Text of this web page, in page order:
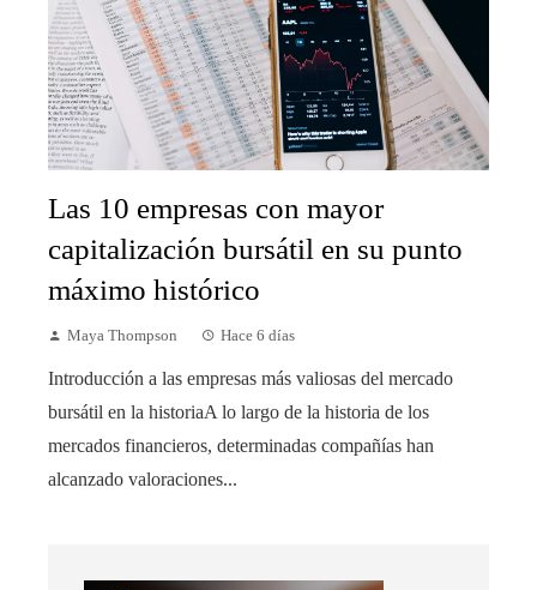
Las 10 empresas con mayor
capitalización bursátil en su punto
máximo histórico
Maya Thompson Hace 6 días
Introducción a las empresas más valiosas del mercado
bursátil en la historiaA lo largo de la historia de los
mercados financieros, determinadas compañías han
alcanzado valoraciones...